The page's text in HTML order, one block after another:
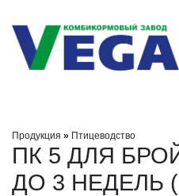
Продукция » Птицеводство
ПК 5 ДЛЯ
ДО 3 НЕДЕЛЬ